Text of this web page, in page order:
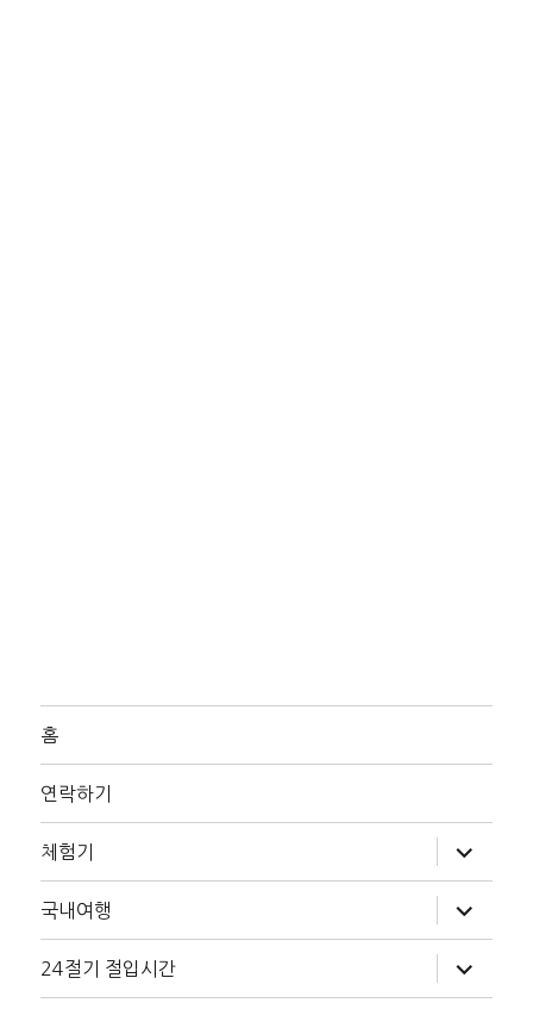
홈
연락하기
체험기
위
메
확
장
국내여행
위
메
확
장
24절기 절입시간
위
메